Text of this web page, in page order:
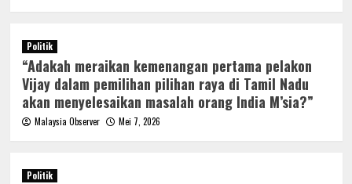
Politik
“Adakah meraikan kemenangan pertama pelakon
Vijay dalam pemilihan pilihan raya di Tamil Nadu
akan menyelesaikan masalah orang India M’sia?”
Malaysia Observer Mei 7, 2026
Politik